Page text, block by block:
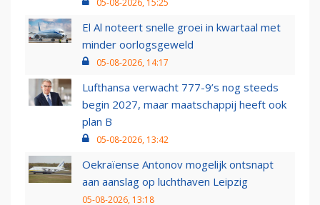
05-08-2026, 15:25
El Al noteert snelle groei in kwartaal met
minder oorlogsgeweld
05-08-2026, 14:17
Lufthansa verwacht 777-9’s nog steeds
begin 2027, maar maatschappij heeft ook
plan B
05-08-2026, 13:42
Oekraïense Antonov mogelijk ontsnapt
aan aanslag op luchthaven Leipzig
05-08-2026, 13:18